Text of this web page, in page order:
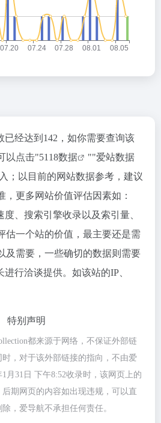
已经达到142，如你需要查询该
以点击"5118数据 ""爱站数据
；以目前的网站数据参考，建议
，更多网站价值评估因素如：
度、搜索引擎收录以及索引量、
估一个站的价值，最主要还是需
及需要，一些确切的数据则需要
进行洽谈提供。如该站的IP、
特别声明
都来源于网络，不保证外部链
，对于该外部链接的指向，不由爱
月31日 下午8:52收录时，该网页上的
期网页的内容如出现违规，可以直
，爱导航不承担任何责任。